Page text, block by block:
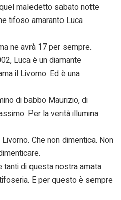
maledetto sabato notte
tifoso amaranto Luca
ne avrà 17 per sempre.
Luca è un diamante
il Livorno. Ed è una
di babbo Maurizio, di
Per la verità illumina
Che non dimentica. Non
di questa nostra amata
E per questo è sempre